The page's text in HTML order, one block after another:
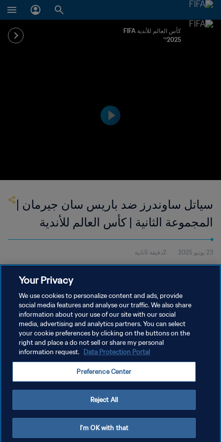
كأس العالم للأندية FIFA
2025™
سياتل ساوندرز ضد باريس سان جيرمان |
المجموعة الثانية | كأس العالم للأندية
FIFA الولايات المتحدة الأمريكية 2025™ |
الملخص
23 يونيو 2025 2دقيقة 5ثانية
ملعب لومن فيلد في سياتل يوم الاثنين 23 يونيو عند الساعة 12:00
(بالتوقيت المحلي).
إدارة تفضيلات ملفات تعريف الارتباط
Your Privacy
We use cookies to personalize content and ads, provide
social media features and analyse our traffic. We also share
information about your use of our site with our social
media, advertising and analytics partners. You can select
your cookie preferences by clicking on the buttons on the
right and place a do not sell or share my personal
information request. Data Protection Portal
Preference Center
Reject All
I'm OK with that